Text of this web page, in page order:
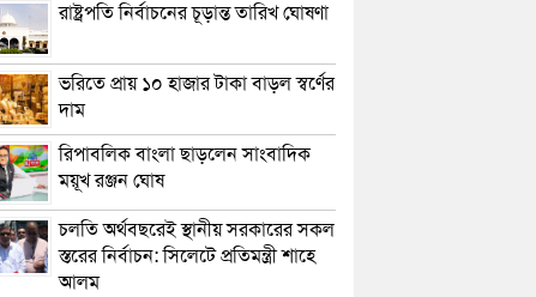
রাষ্ট্রপতি নির্বাচনের চূড়ান্ত তারিখ ঘোষণা
ভরিতে প্রায় ১০ হাজার টাকা বাড়ল স্বর্ণের
দাম
রিপাবলিক বাংলা ছাড়লেন সাংবাদিক
ময়ূখ রঞ্জন ঘোষ
চলতি অর্থবছরেই স্থানীয় সরকারের সকল
স্তরের নির্বাচন: সিলেটে প্রতিমন্ত্রী শাহে
আলম